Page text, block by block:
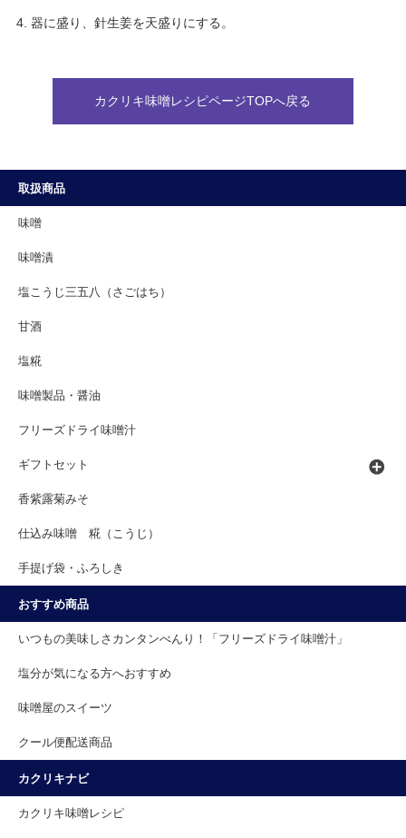
器に盛り、針生姜を天盛りにする。
カクリキ味噌レシピページTOPへ戻る
取扱商品
味噌
味噌漬
塩こうじ三五八（さごはち）
甘酒
塩糀
味噌製品・醤油
フリーズドライ味噌汁
ギフトセット
香紫露菊みそ
仕込み味噌 糀（こうじ）
手提げ袋・ふろしき
おすすめ商品
いつもの美味しさカンタンべんり！「フリーズドライ味噌汁」
塩分が気になる方へおすすめ
味噌屋のスイーツ
クール便配送商品
カクリキナビ
カクリキ味噌レシピ